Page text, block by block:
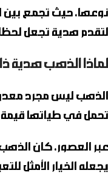
نوعها، حيث تجمع بين
لتقدم هدية تجعل
لماذا الذهب هدية
الذهب ليس مجرد معدن
تحمل في طياتها قيمة
عبر العصور، كان الذهب
يجعله الخيار الأمثل